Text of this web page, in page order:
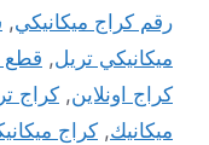
رقم كراج ميكانيكي,
ميكانيكي تريل, قطع
كراج اونلاين, كراج
ميكانيك, كراج